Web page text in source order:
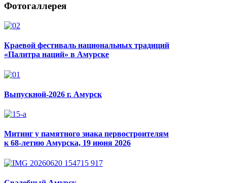
Фотогаллерея
Краевой фестиваль национальных традиций
«Палитра наций» в Амурске
Выпускной-2026 г. Амурск
Митинг у памятного знака первостроителям
к 68-летию Амурска, 19 июня 2026